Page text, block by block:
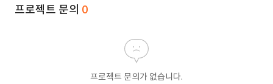
프로젝트 문의 0
프로젝트 문의가 없습니다.